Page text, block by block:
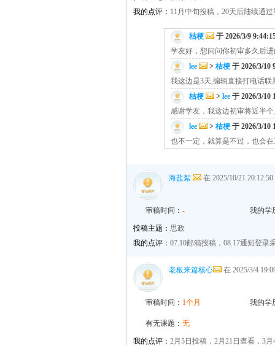
我的点评： 11月中旬投稿，20天后陆续通
桔梗
于 2026/3/9
学友好，想问问你初审多久后
lee
> 桔梗 于 2026/3/10
我这边是3天,编辑直接打电话联
桔梗
> lee 于 2026/3/10
感谢学友，我这边初审将近半
lee
> 桔梗 于 2026/3/10
也不一定，就算是不过，也会
海盐絮 在 2025/10/21
审稿时间： - 我的学
投稿主题： 思政
我的点评： 07.10邮箱投稿，08.17通知登录
老板来篇核心 在 2025/3/4
审稿时间： 1个月 我的学
有无课题： 无
我的点评： 2月5日投稿，2月21日查看，3